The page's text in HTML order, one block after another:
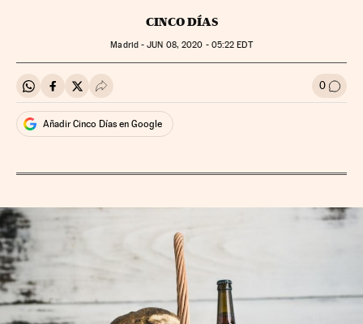
CINCO DÍAS
Madrid -JUN 08, 2020 - 05:22 EDT
Compartir en Whatsapp
Compartir en Facebook
Compartir en Twitter
Desplegar Redes Sociales 0 Ir a
Añadir Cinco Días en Google